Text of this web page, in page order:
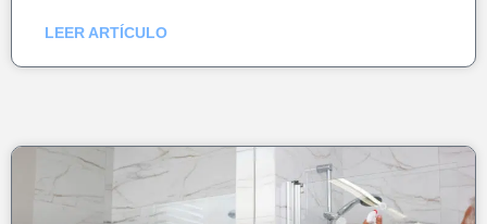
LEER ARTÍCULO